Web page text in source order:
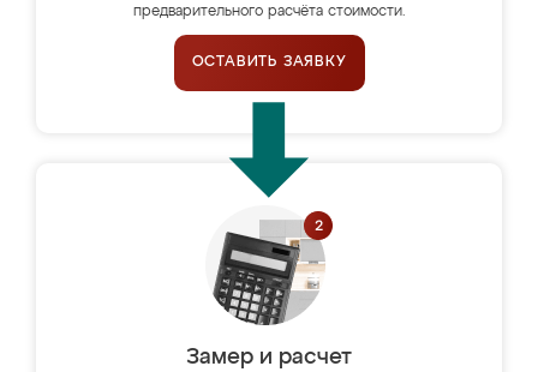
предварительного расчёта стоимости.
ОСТАВИТЬ ЗАЯВКУ
Замер и расчет